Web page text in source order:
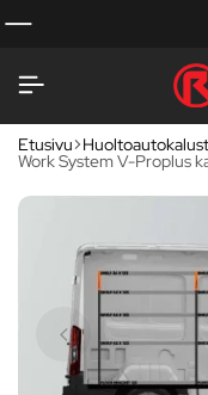
Etusivu
Work System V-Proplus